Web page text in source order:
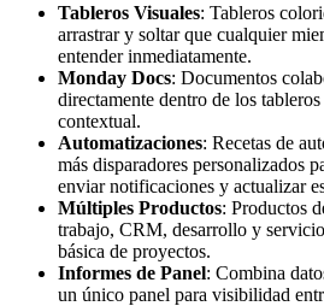
Tableros Visuales: Tableros
arrastrar y soltar que cualquier
entender inmediatamente.
Monday Docs: Documentos
directamente dentro de los
contextual.
Automatizaciones: Recetas de
más disparadores personalizados
enviar notificaciones y actualizar
Múltiples Productos: Productos
trabajo, CRM, desarrollo y
básica de proyectos.
Informes de Panel: Combina
un único panel para visibilidad